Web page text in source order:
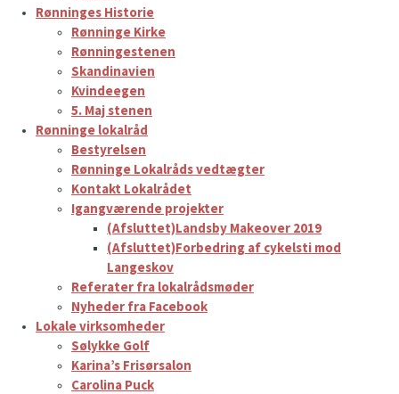
Rønninges Historie
Rønninge Kirke
Rønningestenen
Skandinavien
Kvindeegen
5. Maj stenen
Rønninge lokalråd
Bestyrelsen
Rønninge Lokalråds vedtægter
Kontakt Lokalrådet
Igangværende projekter
(Afsluttet)Landsby Makeover 2019
(Afsluttet)Forbedring af cykelsti mod
Langeskov
Referater fra lokalrådsmøder
Nyheder fra Facebook
Lokale virksomheder
Sølykke Golf
Karina’s Frisørsalon
Carolina Puck